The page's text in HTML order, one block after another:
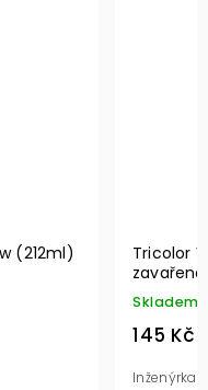
(212ml)
Tricolor
zavařené
Skladem
145 Kč
Inženýrka